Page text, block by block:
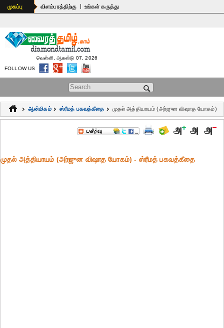
முகப்பு விளம்பரத்திற்கு | உங்கள் கருத்து
Search form
வெள்ளி, ஆகஸ்டு 07, 2026
FOLLOW US
ஆன்மிகம் ஸ்ரீமத் பகவத்கீதை முதல் அத்தியாயம் (அர்ஜுன விஷாத யோகம்)
முதல் அத்தியாயம் (அர்ஜுன விஷாத யோகம்) - ஸ்ரீமத் பகவத்கீதை